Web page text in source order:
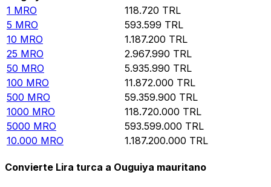
1 MRO 118.720 TRL
5 MRO 593.599 TRL
10 MRO 1.187.200 TRL
25 MRO 2.967.990 TRL
50 MRO 5.935.990 TRL
100 MRO 11.872.000 TRL
500 MRO 59.359.900 TRL
1000 MRO 118.720.000 TRL
5000 MRO 593.599.000 TRL
10.000 MRO 1.187.200.000 TRL
Convierte Lira turca a Ouguiya mauritano